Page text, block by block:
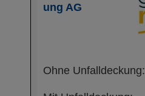
ung AG
Ohne Unfalldeckung: